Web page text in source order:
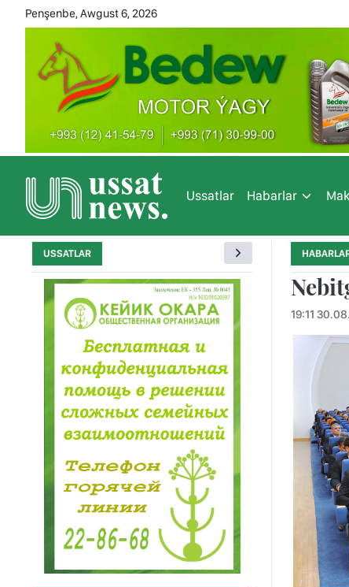
Penşenbe, Awgust 6, 2026
Ussatlar Habarlar
19:11
USSATLAR